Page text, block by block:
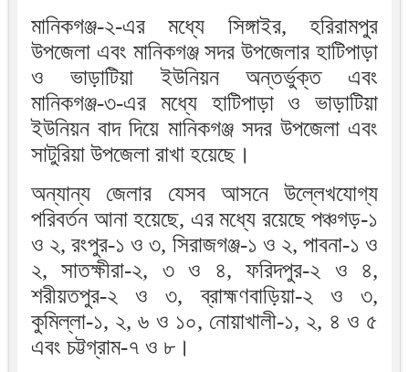
মানিকগঞ্জ-২-এর মধ্যে সিঙ্গাইর, হরিরামপুর
উপজেলা এবং মানিকগঞ্জ সদর উপজেলার হাটিপাড়া
ও ভাড়াটিয়া ইউনিয়ন অন্তর্ভুক্ত এবং
মানিকগঞ্জ-৩-এর মধ্যে হাটিপাড়া ও ভাড়াটিয়া
ইউনিয়ন বাদ দিয়ে মানিকগঞ্জ সদর উপজেলা এবং
সাটুরিয়া উপজেলা রাখা হয়েছে।
অন্যান্য জেলার যেসব আসনে উল্লেখযোগ্য
পরিবর্তন আনা হয়েছে, এর মধ্যে রয়েছে পঞ্চগড়-১
ও ২, রংপুর-১ ও ৩, সিরাজগঞ্জ-১ ও ২, পাবনা-১ ও
২, সাতক্ষীরা-২, ৩ ও ৪, ফরিদপুর-২ ও ৪,
শরীয়তপুর-২ ও ৩, ব্রাহ্মণবাড়িয়া-২ ও ৩,
কুমিল্লা-১, ২, ৬ ও ১০, নোয়াখালী-১, ২, ৪ ও ৫
এবং চট্টগ্রাম-৭ ও ৮।